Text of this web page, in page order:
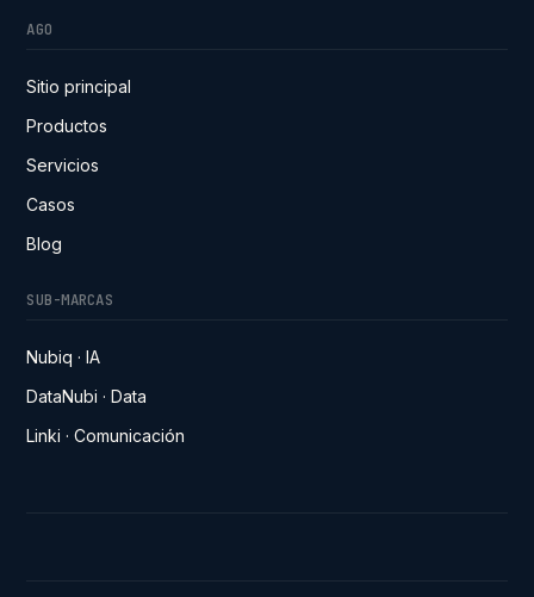
AGO
Sitio principal
Productos
Servicios
Casos
Blog
SUB-MARCAS
Nubiq · IA
DataNubi · Data
Linki · Comunicación